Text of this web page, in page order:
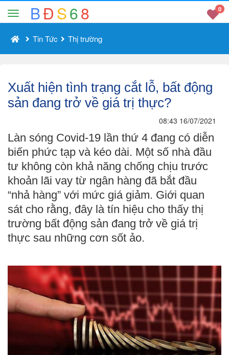
BĐS68 0
Tin Tức Thị trường
Xuất hiện tình trạng cắt lỗ, bất động
sản đang trở về giá trị thực?
08:43 16/07/2021
Làn sóng Covid-19 lần thứ 4 đang có diễn
biến phức tạp và kéo dài. Một số nhà đầu
tư không còn khả năng chống chịu trước
khoản lãi vay từ ngân hàng đã bắt đầu
“nhả hàng” với mức giá giảm. Giới quan
sát cho rằng, đây là tín hiệu cho thấy thị
trường bất động sản đang trở về giá trị
thực sau những cơn sốt ảo.